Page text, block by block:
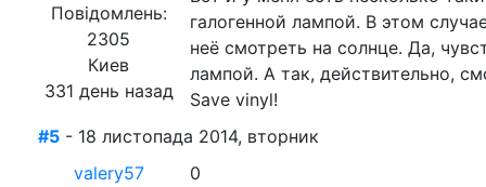
Повідомлень:
2305
Киев
331 день назад
галогенной лампой. В этом
неё смотреть на солнце. Да,
лампой. А так, действительно,
Save vinyl!
#5 - 18 листопада 2014, вторник
valery57
0